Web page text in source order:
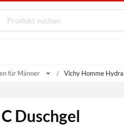
für Männer Vichy Homme
Duschgel